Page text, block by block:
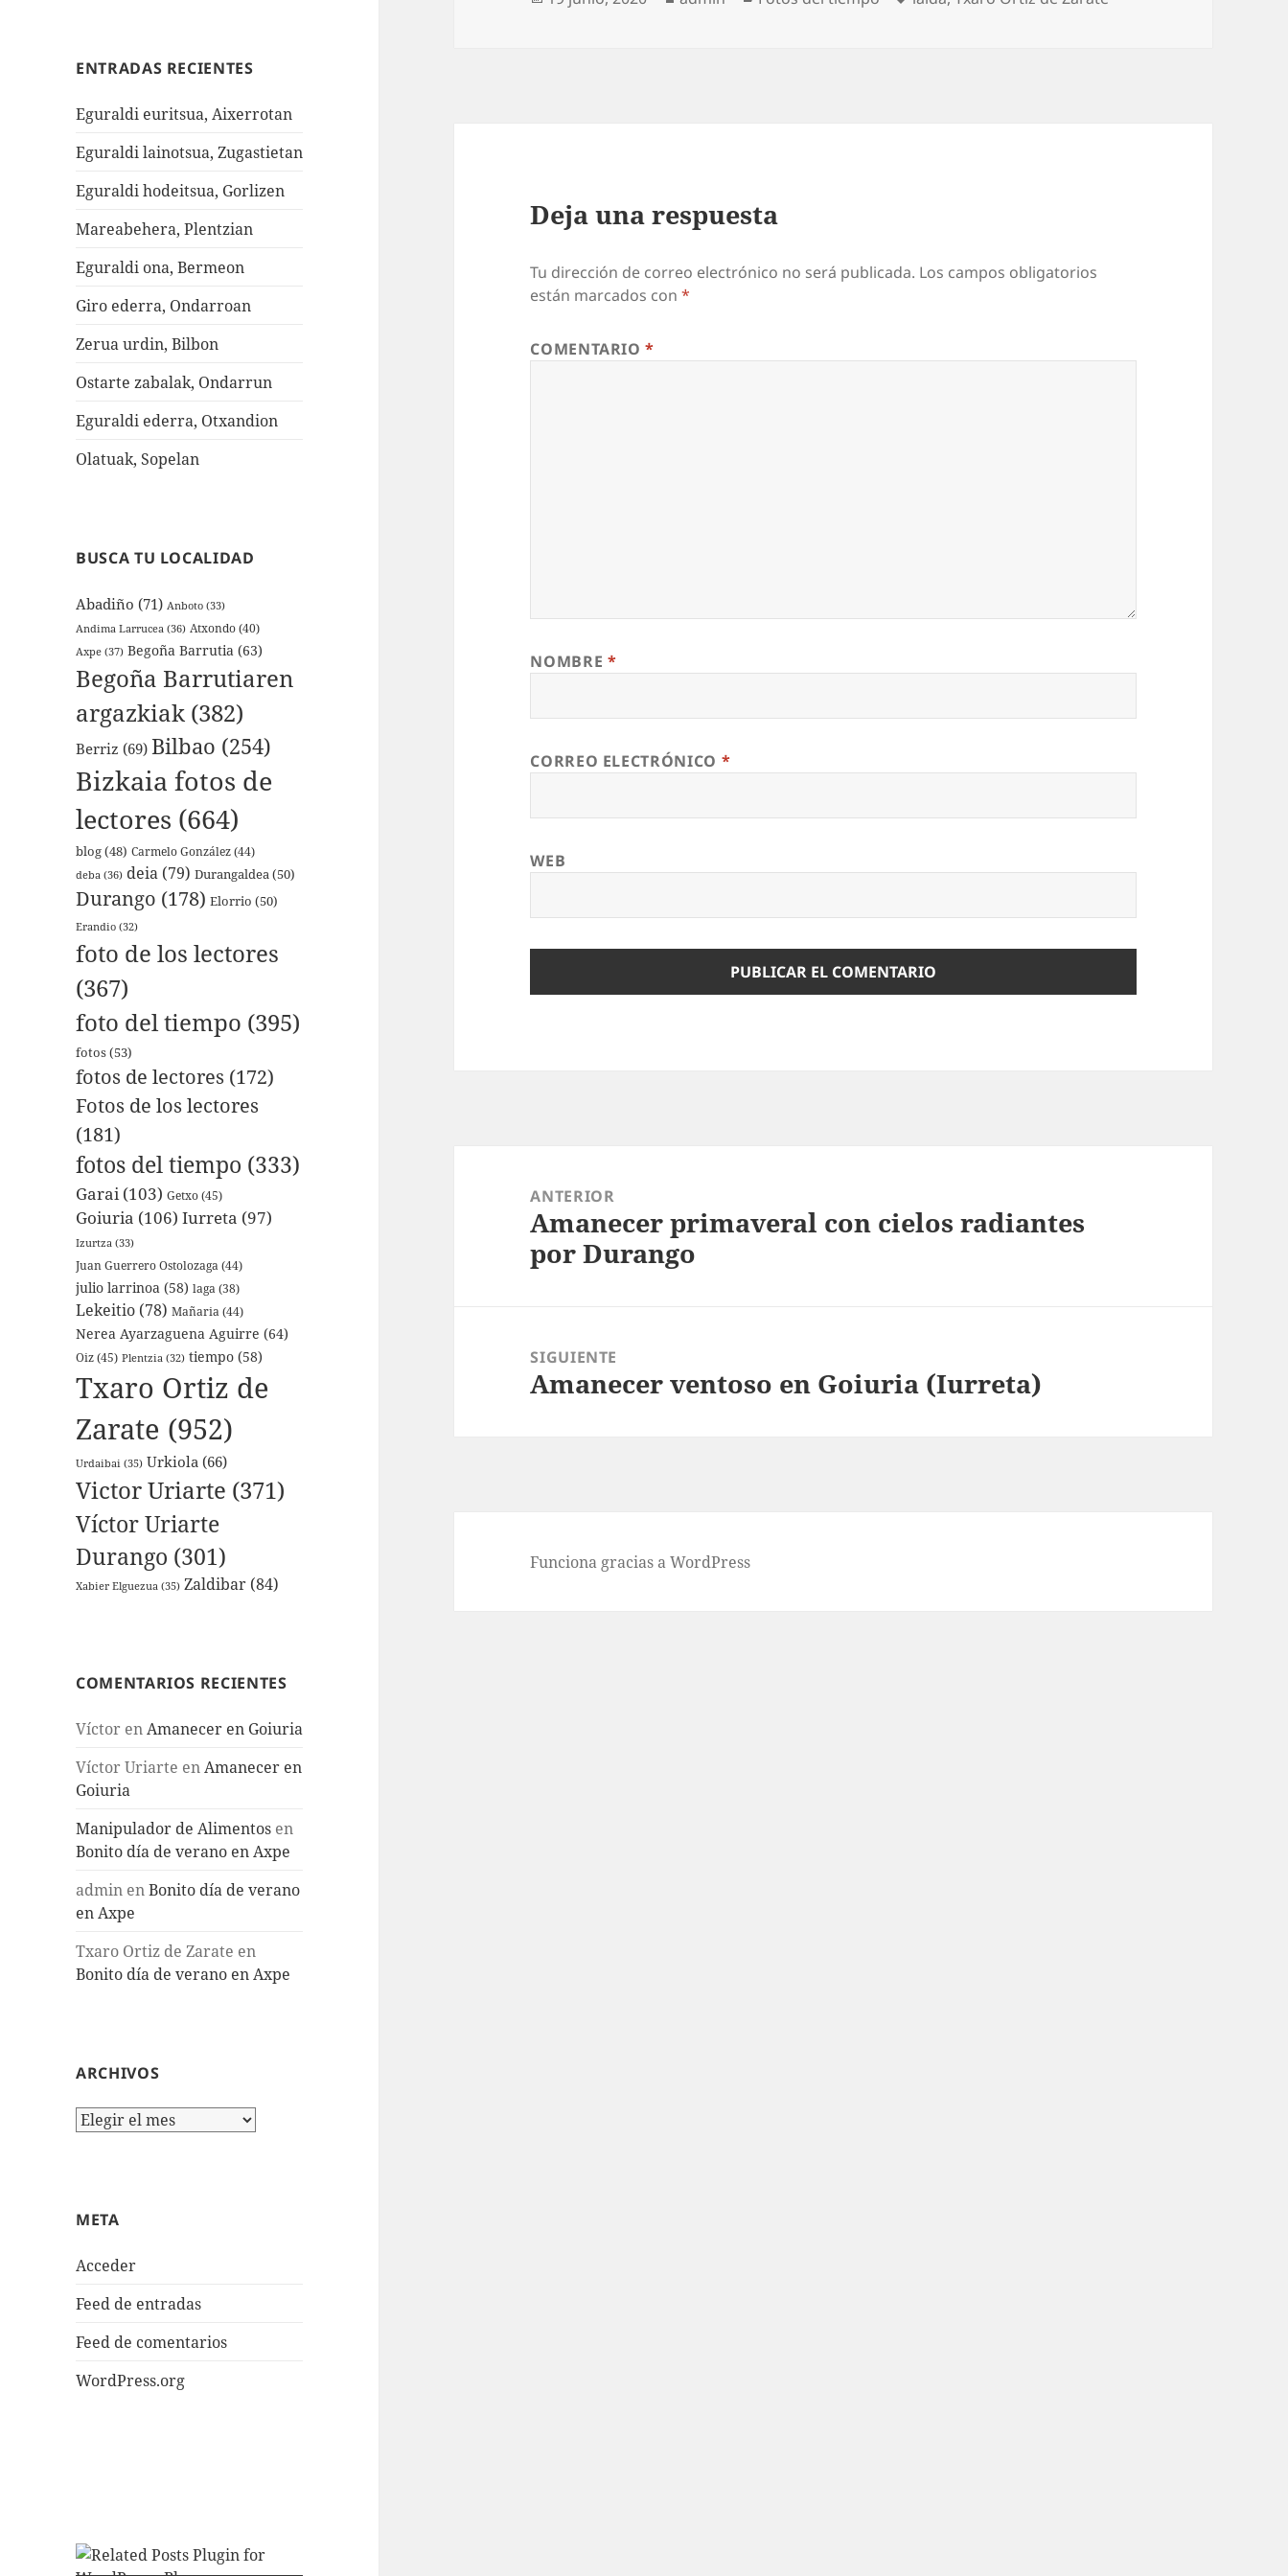
ENTRADAS RECIENTES
Eguraldi euritsua, Aixerrotan
Eguraldi lainotsua, Zugastietan
Eguraldi hodeitsua, Gorlizen
Mareabehera, Plentzian
Eguraldi ona, Bermeon
Giro ederra, Ondarroan
Zerua urdin, Bilbon
Ostarte zabalak, Ondarrun
Eguraldi ederra, Otxandion
Olatuak, Sopelan
BUSCA TU LOCALIDAD
Abadiño (71) Anboto (33)
Andima Larrucea (36) Atxondo(40)
Axpe (37) Begoña Barrutia (63)
Begoña Barrutiaren
argazkiak (382)
Berriz (69) Bilbao (254)
Bizkaia fotos de
lectores (664)
blog(48) Carmelo González(44)
deba (36) deia (79) Durangaldea(50)
Durango (178) Elorrio (50)
Erandio (32)
foto de los lectores
(367)
foto del tiempo (395)
fotos(53)
fotos de lectores (172)
Fotos de los lectores
(181)
fotos del tiempo (333)
Garai(103) Getxo(45)
Goiuria (106) Iurreta (97)
Izurtza (33)
Juan Guerrero Ostolozaga(44)
julio larrinoa (58) laga (38)
Lekeitio (78) Mañaria(44)
Nerea Ayarzaguena Aguirre (64)
Oiz(45) Plentzia (32) tiempo (58)
Txaro Ortiz de
Zarate (952)
Urdaibai (35) Urkiola (66)
Victor Uriarte (371)
Víctor Uriarte
Durango (301)
Xabier Elguezua (35) Zaldibar (84)
COMENTARIOS RECIENTES
Víctor enAmanecer en Goiuria
Víctor Uriarte enAmanecer en
Goiuria
Manipulador de Alimentos en
Bonito día de verano en Axpe
admin enBonito día de verano
en Axpe
Txaro Ortiz de Zarate en
Bonito día de verano en Axpe
ARCHIVOS
Archivos
META
Acceder
Feed de entradas
Feed de comentarios
WordPress.org
Deja una respuesta
Tu dirección de correo electrónico no será publicada. Los campos obligatorios
están marcados con*
COMENTARIO*
NOMBRE *
CORREO ELECTRÓNICO *
WEB
entradas
ANTERIOR
Entrada
anterior:
Amanecer primaveral con cielos radiantes
por Durango
SIGUIENTE
Entrada
Amanecer ventoso en Goiuria (Iurreta)
Funciona gracias a WordPress